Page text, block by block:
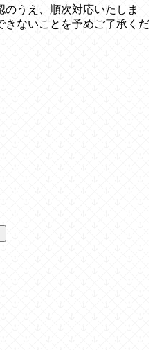
うえ、順次対応いたしま
きないことを予めご了承くだ